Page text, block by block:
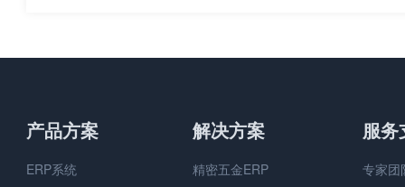
产品方案
ERP系统
解决方案
精密五金ERP
服务
专家团